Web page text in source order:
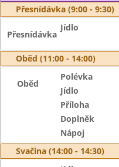
Přesnídávka (9:00 - 9:30)
Přesnídávka
Jídlo
Oběd (11:00 - 14:00)
Oběd
Polévka
Jídlo
Příloha
Doplněk
Nápoj
Svačina (14:00 - 14:30)